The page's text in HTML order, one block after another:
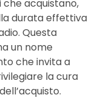
acquistano,
durata effettiva
Questa
un nome
che invita a
la cura